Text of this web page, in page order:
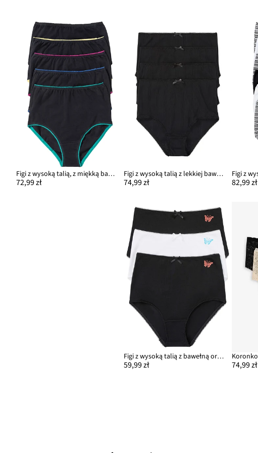
Figi z wysoką talią, z miękką bawełną (5 par)
72,99 zł
Figi z wysoką talią z lekkiej bawełny (4 pary)
74,99 zł 82,99 zł
Figi z wysoką talią z bawełną organiczną (3 pary)
59,99 zł 74,99 zł